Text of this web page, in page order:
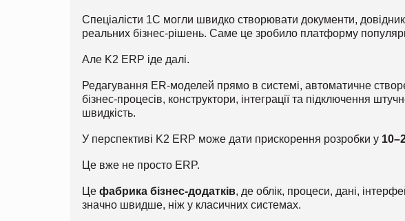
Спеціалісти 1С могли швидко створювати документи,
реальних бізнес-рішень. Саме це зробило платформу
Але K2 ERP іде далі.
Редагування ER-моделей прямо в системі, автоматичне
бізнес-процесів, конструктори, інтеграції та підключення
швидкість.
У перспективі K2 ERP може дати прискорення розробки у
Це вже не просто ERP.
Це фабрика бізнес-додатків, де облік, процеси, дані,
значно швидше, ніж у класичних системах.